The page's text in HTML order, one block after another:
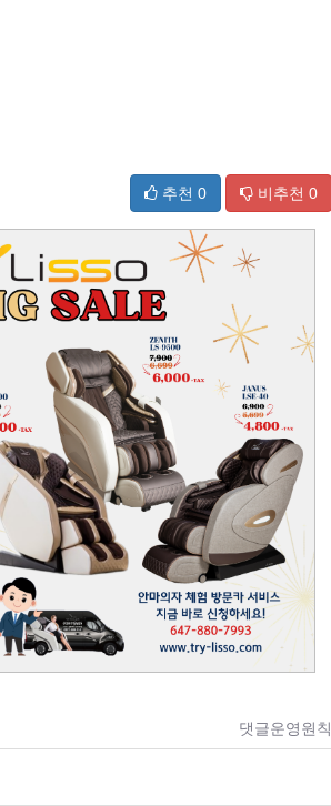
추천 0 비추천 0
댓글운영원칙